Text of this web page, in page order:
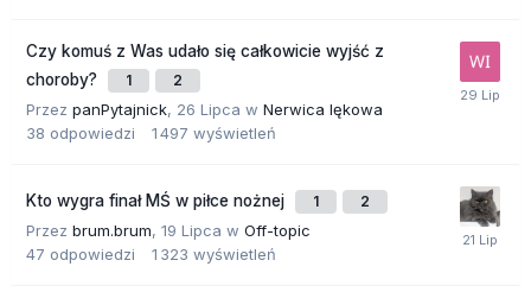
Czy komuś z Was udało się całkowicie wyjść z
choroby?
1 2
Przez panPytajnick, 26 Lipca w Nerwica lękowa
38 odpowiedzi 1 497 wyświetleń
Kto wygra finał MŚ w piłce nożnej 1 2
Przez brum.brum, 19 Lipca w Off-topic
47 odpowiedzi 1 323 wyświetleń